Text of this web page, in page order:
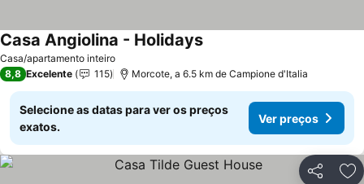
Casa/apartamento inteiro
Casa Angiolina - Holidays
8,8 Excelente 115 Morcote, a 6.5 km de Campione d'Italia
Selecione as datas para ver os preços
exatos.
Ver preços
Partilhar